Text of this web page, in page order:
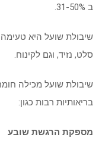
ב 31-50%.
שיבולת שועל היא טעימה
סלט, נזיד, וגם לקינוח.
שיבולת שועל מכילה
בריאותיות רבות כגון:
מספקת הרגשת שובע